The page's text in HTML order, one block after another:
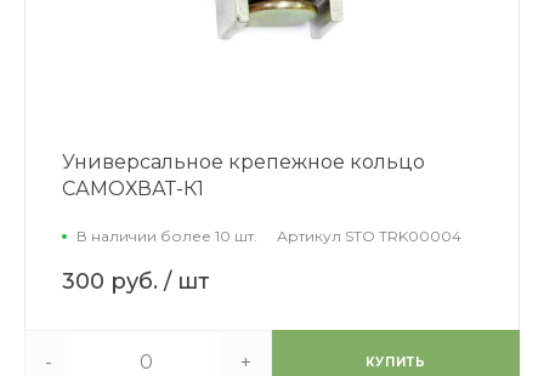
Универсальное крепежное кольцо
САМОХВАТ-К1
В наличии более 10 шт. Артикул STO TRK00004
300 руб. / шт
- + КУПИТЬ